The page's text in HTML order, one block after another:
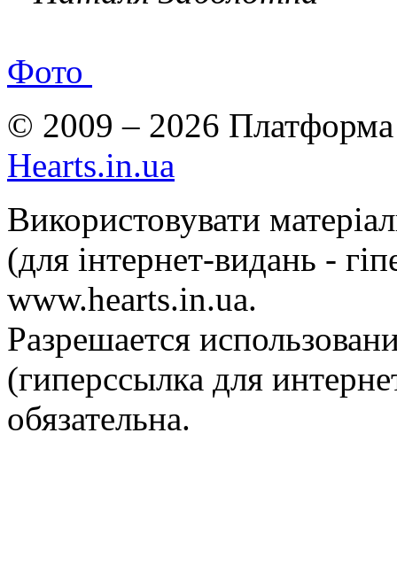
Фото
© 2009 – 2026 Платформа
Hearts.in.ua
Використовувати
(для інтернет-видань -
www.hearts.in.ua.
Разрешается
(гиперссылка для
обязательна.